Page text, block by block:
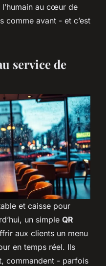
au cœur de
comme avant - et c’est
service de
et caisse pour
un simple QR
aux clients un menu
en temps réel. Ils
commandent - parfois